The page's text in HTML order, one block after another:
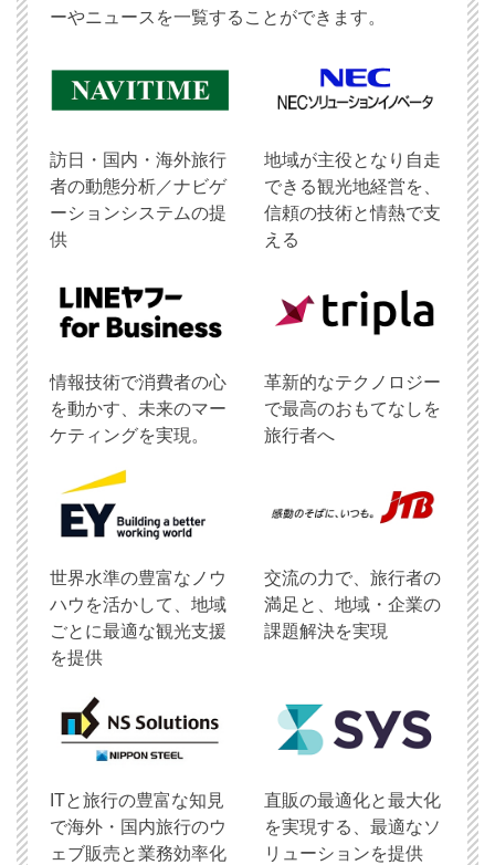
ーやニュースを一覧することができます。
訪日・国内・海外旅行
者の動態分析／ナビゲ
ーションシステムの提
供
地域が主役となり自走
できる観光地経営を、
信頼の技術と情熱で支
える
情報技術で消費者の心
を動かす、未来のマー
ケティングを実現。
革新的なテクノロジー
で最高のおもてなしを
旅行者へ
世界水準の豊富なノウ
ハウを活かして、地域
ごとに最適な観光支援
を提供
交流の力で、旅行者の
満足と、地域・企業の
課題解決を実現
ITと旅行の豊富な知見
で海外・国内旅行のウ
ェブ販売と業務効率化
直販の最適化と最大化
を実現する、最適なソ
リューションを提供